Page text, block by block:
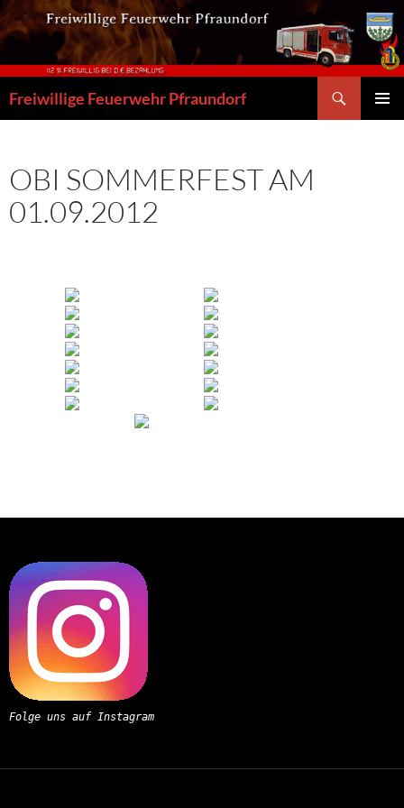
Zum
Inhalt
springen
Freiwillige Feuerwehr Pfraundorf
OBI SOMMERFEST AM
01.09.2012
Folge uns auf Instagram